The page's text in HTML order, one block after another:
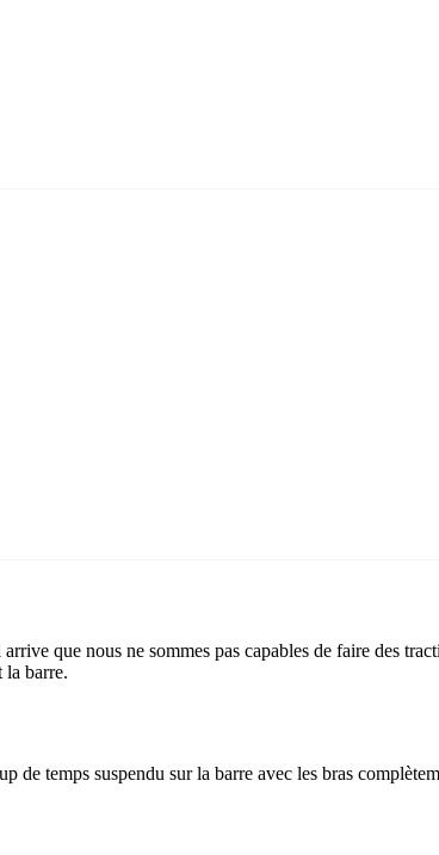
que nous ne sommes pas capables de faire des
la barre.
de temps suspendu sur la barre avec les bras